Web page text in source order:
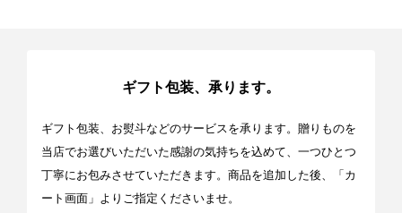
ギフト包装、承ります。
ギフト包装、お熨斗などのサービスを承ります。贈りものを
当店でお選びいただいた感謝の気持ちを込めて、一つひとつ
丁寧にお包みさせていただきます。商品を追加した後、「カ
ート画面」よりご指定くださいませ。